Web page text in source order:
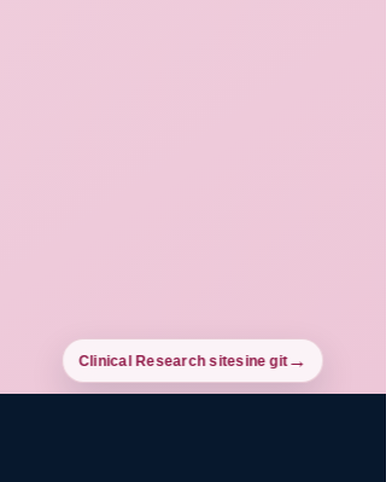
Clinical Research sitesine git